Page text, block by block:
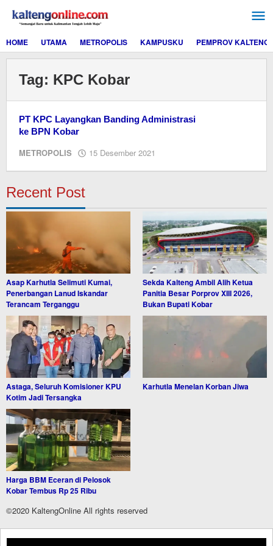
konten
HOME
UTAMA METROPOLIS KAMPUSKU PEMPROV KALTENG
Tag: KPC Kobar
PT KPC Layangkan Banding Administrasi
ke BPN Kobar
METROPOLIS 15 Desember 2021
kaltengonline.com
Recent Post
Asap Karhutla Selimuti Kumai,
Penerbangan Lanud Iskandar
Terancam Terganggu
Sekda Kalteng Ambil Alih Ketua
Panitia Besar Porprov XIII 2026,
Bukan Bupati Kobar
Astaga, Seluruh Komisioner KPU
Kotim Jadi Tersangka
Karhutla Menelan Korban Jiwa
Harga BBM Eceran di Pelosok
Kobar Tembus Rp 25 Ribu
©2020 KaltengOnline All rights reserved